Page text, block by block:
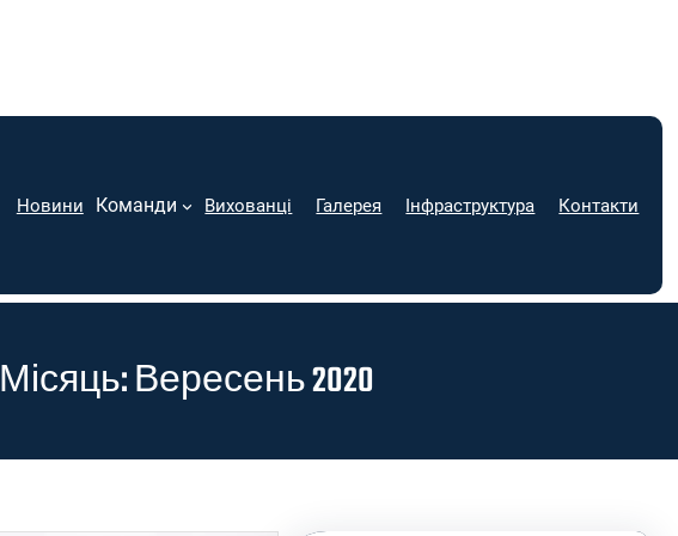
Новини Команди Вихованці Галерея Інфраструктура Контакти
Місяць:Вересень 2020